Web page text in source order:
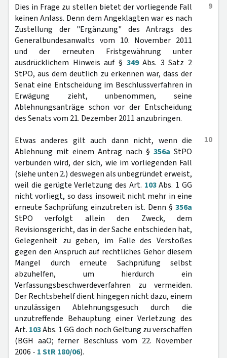
9
Dies in Frage zu stellen bietet der vorliegende Fall
keinen Anlass. Denn dem Angeklagten war es nach
Zustellung der "Ergänzung" des Antrags des
Generalbundesanwalts vom 10. November 2011
und der erneuten Fristgewährung unter
ausdrücklichem Hinweis auf § 349Abs. 3 Satz 2
StPO, aus dem deutlich zu erkennen war, dass der
Senat eine Entscheidung im Beschlussverfahren in
Erwägung zieht, unbenommen, seine
Ablehnungsanträge schon vor der Entscheidung
des Senats vom 21. Dezember 2011 anzubringen.
10
Etwas anderes gilt auch dann nicht, wenn die
Ablehnung mit einem Antrag nach § 356a StPO
verbunden wird, der sich, wie im vorliegenden Fall
(siehe unten 2.) deswegen als unbegründet erweist,
weil die gerügte Verletzung des Art. 103Abs. 1 GG
nicht vorliegt, so dass insoweit nicht mehr in eine
erneute Sachprüfung einzutreten ist. Denn § 356a
StPO verfolgt allein den Zweck, dem
Revisionsgericht, das in der Sache entschieden hat,
Gelegenheit zu geben, im Falle des Verstoßes
gegen den Anspruch auf rechtliches Gehör diesem
Mangel durch erneute Sachprüfung selbst
abzuhelfen, um hierdurch ein
Verfassungsbeschwerdeverfahren zu vermeiden.
Der Rechtsbehelf dient hingegen nicht dazu, einem
unzulässigen Ablehnungsgesuch durch die
unzutreffende Behauptung einer Verletzung des
Art. 103Abs. 1 GG doch noch Geltung zu verschaffen
(BGH aaO; ferner Beschluss vom 22. November
2006 - 1 StR 180/06).